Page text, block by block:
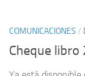
COMUNICACIONES /
Cheque